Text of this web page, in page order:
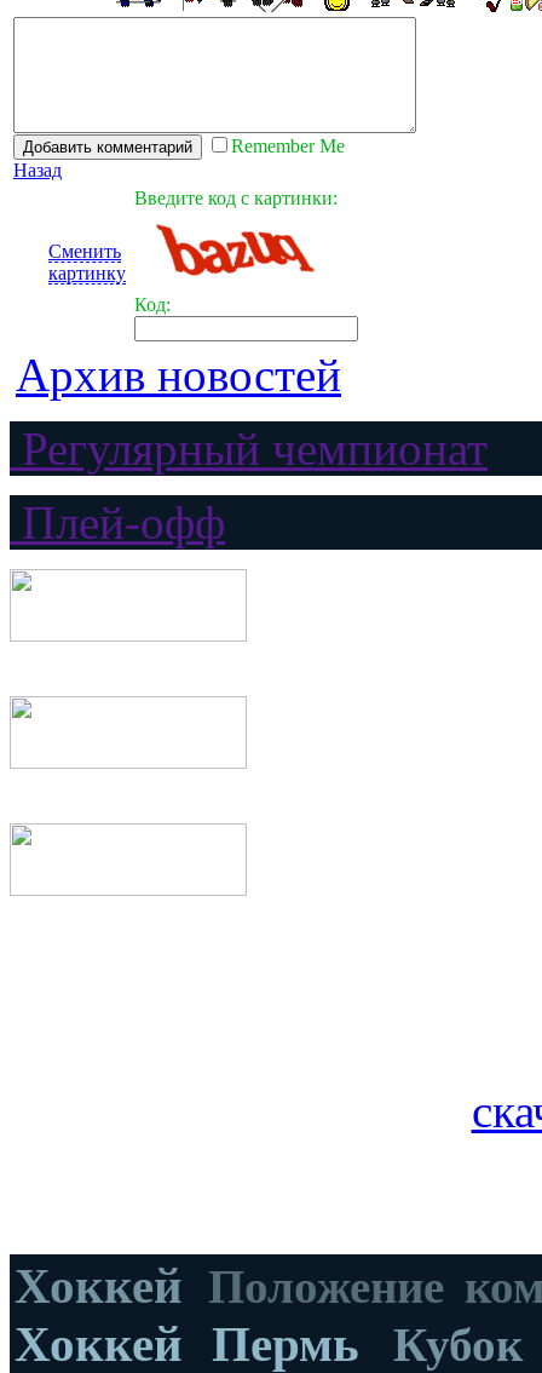
Remember Me
Назад
Сменить
картинку
Введите код с картинки:
Код:
Архив новостей
Регулярный чемпионат
Плей-офф
Хоккей Положение
Хоккей Пермь